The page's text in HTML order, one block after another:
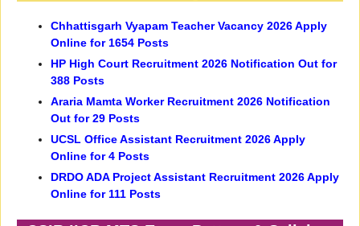
Chhattisgarh Vyapam Teacher Vacancy 2026 Apply
Online for 1654 Posts
HP High Court Recruitment 2026 Notification Out for
388 Posts
Araria Mamta Worker Recruitment 2026 Notification
Out for 29 Posts
UCSL Office Assistant Recruitment 2026 Apply
Online for 4 Posts
DRDO ADA Project Assistant Recruitment 2026 Apply
Online for 111 Posts